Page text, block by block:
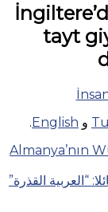
tayt
و English
.
Almanya’nın
“العربية القذرة”